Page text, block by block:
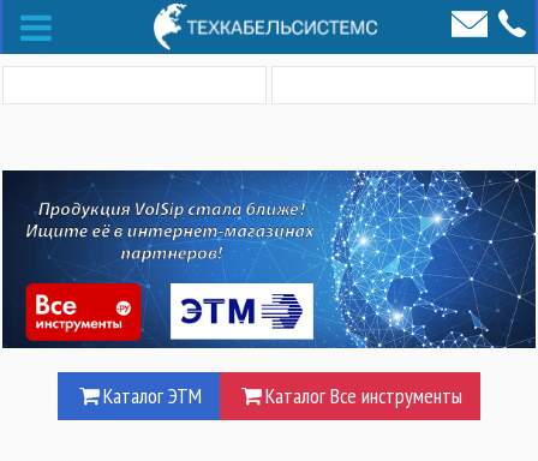
Каталог ЭТМ Каталог Все инструменты